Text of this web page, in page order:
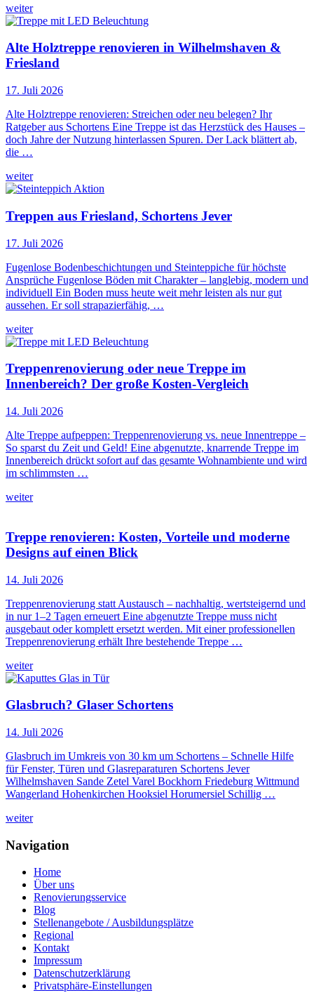
weiter
Alte Holztreppe renovieren in Wilhelmshaven &
Friesland
17. Juli 2026
Alte Holztreppe renovieren: Streichen oder neu belegen? Ihr
Ratgeber aus Schortens Eine Treppe ist das Herzstück des Hauses –
doch Jahre der Nutzung hinterlassen Spuren. Der Lack blättert ab,
die …
weiter
Treppen aus Friesland, Schortens Jever
17. Juli 2026
Fugenlose Bodenbeschichtungen und Steinteppiche für höchste
Ansprüche Fugenlose Böden mit Charakter – langlebig, modern und
individuell Ein Boden muss heute weit mehr leisten als nur gut
aussehen. Er soll strapazierfähig, …
weiter
Treppenrenovierung oder neue Treppe im
Innenbereich? Der große Kosten-Vergleich
14. Juli 2026
Alte Treppe aufpeppen: Treppenrenovierung vs. neue Innentreppe –
So sparst du Zeit und Geld! Eine abgenutzte, knarrende Treppe im
Innenbereich drückt sofort auf das gesamte Wohnambiente und wird
im schlimmsten …
weiter
Treppe renovieren: Kosten, Vorteile und moderne
Designs auf einen Blick
14. Juli 2026
Treppenrenovierung statt Austausch – nachhaltig, wertsteigernd und
in nur 1–2 Tagen erneuert Eine abgenutzte Treppe muss nicht
ausgebaut oder komplett ersetzt werden. Mit einer professionellen
Treppenrenovierung erhält Ihre bestehende Treppe …
weiter
Glasbruch? Glaser Schortens
14. Juli 2026
Glasbruch im Umkreis von 30 km um Schortens – Schnelle Hilfe
für Fenster, Türen und Glasreparaturen Schortens Jever
Wilhelmshaven Sande Zetel Varel Bockhorn Friedeburg Wittmund
Wangerland Hohenkirchen Hooksiel Horumersiel Schillig …
weiter
Navigation
Home
Über uns
Renovierungsservice
Blog
Stellenangebote / Ausbildungsplätze
Regional
Kontakt
Impressum
Datenschutzerklärung
Privatsphäre-Einstellungen